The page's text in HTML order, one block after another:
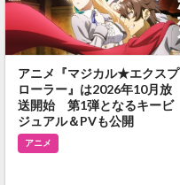
アニメ『マジカル★エクスプ
ローラー』は2026年10月放
送開始 第1弾となるキービ
ジュアル＆PVも公開
アニメ